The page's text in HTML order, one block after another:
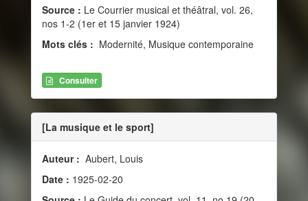
Source : Le Courrier musical et théâtral, vol. 26,
nos 1-2 (1er et 15 janvier 1924)
Mots clés : Modernité, Musique contemporaine
Consulter
[La musique et le sport]
Auteur : Aubert, Louis
Date : 1925-02-20